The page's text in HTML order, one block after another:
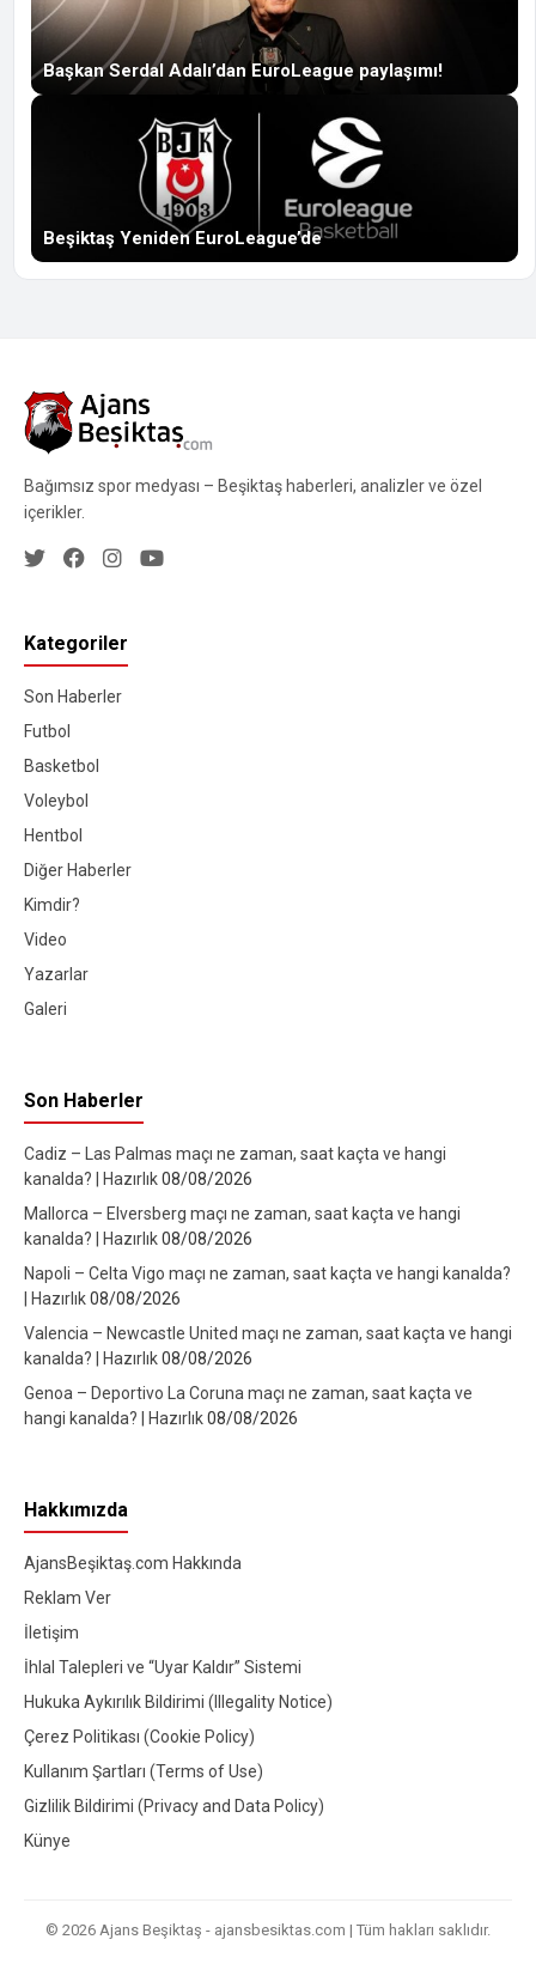
Başkan Serdal Adalı’dan EuroLeague paylaşımı!
Beşiktaş Yeniden EuroLeague’de
Bağımsız spor medyası – Beşiktaş haberleri, analizler ve özel
içerikler.
Kategoriler
Son Haberler
Futbol
Basketbol
Voleybol
Hentbol
Diğer Haberler
Kimdir?
Video
Yazarlar
Galeri
Son Haberler
Cadiz – Las Palmas maçı ne zaman, saat kaçta ve hangi
kanalda? | Hazırlık08/08/2026
Mallorca – Elversberg maçı ne zaman, saat kaçta ve hangi
kanalda? | Hazırlık08/08/2026
Napoli – Celta Vigo maçı ne zaman, saat kaçta ve hangi kanalda?
| Hazırlık08/08/2026
Valencia – Newcastle United maçı ne zaman, saat kaçta ve hangi
kanalda? | Hazırlık08/08/2026
Genoa – Deportivo La Coruna maçı ne zaman, saat kaçta ve
hangi kanalda? | Hazırlık08/08/2026
Hakkımızda
AjansBeşiktaş.com Hakkında
Reklam Ver
İletişim
İhlal Talepleri ve “Uyar Kaldır” Sistemi
Hukuka Aykırılık Bildirimi (Illegality Notice)
Çerez Politikası (Cookie Policy)
Kullanım Şartları (Terms of Use)
Gizlilik Bildirimi (Privacy and Data Policy)
Künye
© 2026 Ajans Beşiktaş - ajansbesiktas.com | Tüm hakları saklıdır.